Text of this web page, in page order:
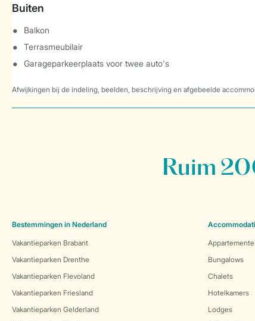
Buiten
Balkon
Terrasmeubilair
Garageparkeerplaats voor twee auto's
Afwijkingen bij de indeling, beelden, beschrijving en afgebeelde
Ruim
Bestemmingen in Nederland
Vakantieparken Brabant
Vakantieparken Drenthe
Vakantieparken Flevoland
Vakantieparken Friesland
Vakantieparken Gelderland
Bungalows
Chalets
Hotelkamers
Lodges